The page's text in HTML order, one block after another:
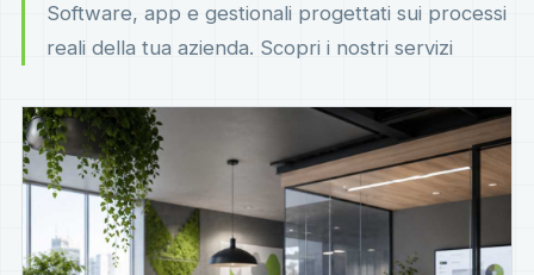
Software, app e gestionali progettati sui processi
reali della tua azienda. Scopri i nostri servizi